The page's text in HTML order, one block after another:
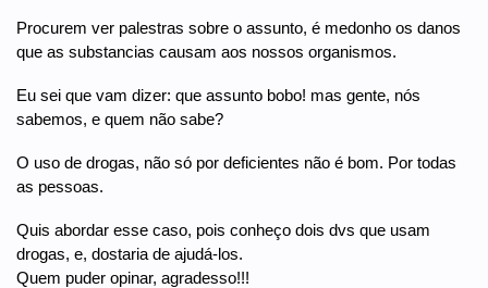
Procurem ver palestras sobre o assunto, é medonho os danos
que as substancias causam aos nossos organismos.
Eu sei que vam dizer: que assunto bobo! mas gente, nós
sabemos, e quem não sabe?
O uso de drogas, não só por deficientes não é bom. Por todas
as pessoas.
Quis abordar esse caso, pois conheço dois dvs que usam
drogas, e, dostaria de ajudá-los.
Quem puder opinar, agradesso!!!